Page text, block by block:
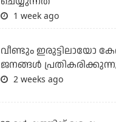
1 week ago
വീണ്ടും ഇരുട്ടിലായോ
ജനങ്ങൾ
2 weeks ago